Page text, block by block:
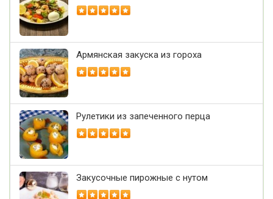
Армянская закуска из гороха
Рулетики из запеченного перца
Закусочные пирожные с нутом